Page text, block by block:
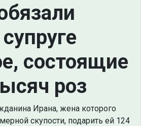
состоящие
роз
Ирана, жена которого
скупости, подарить ей 124